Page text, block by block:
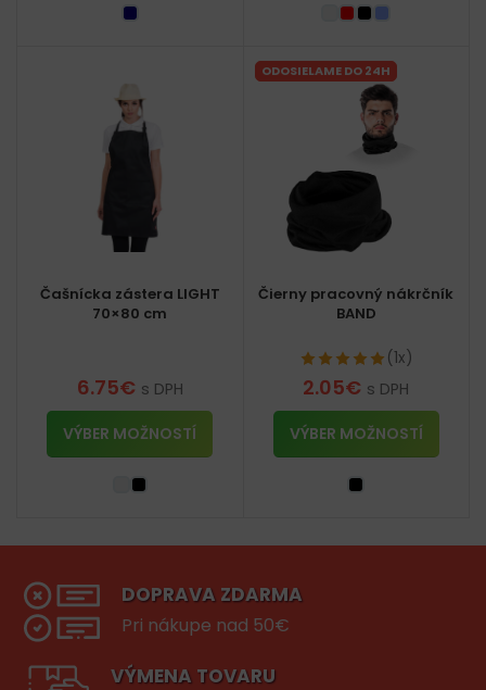
Čašnícka zástera LIGHT
70×80 cm
6.75€ s DPH
VÝBER MOŽNOSTÍ
ODOSIELAME DO 24H
Čierny pracovný nákrčník
BAND
(1x)
2.05€ s DPH
VÝBER MOŽNOSTÍ
DOPRAVA ZDARMA
Pri nákupe nad 50€
VÝMENA TOVARU